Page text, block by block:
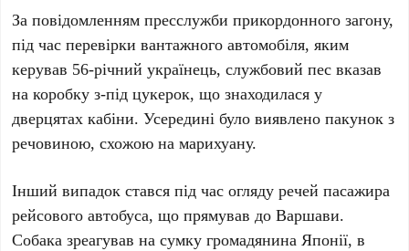
За повідомленням пресслужби прикордонного загону,
під час перевірки вантажного автомобіля, яким
керував 56-річний українець, службовий пес вказав
на коробку з-під цукерок, що знаходилася у
дверцятах кабіни. Усередині було виявлено пакунок з
речовиною, схожою на марихуану.
Інший випадок стався під час огляду речей пасажира
рейсового автобуса, що прямував до Варшави.
Собака зреагував на сумку громадянина Японії, в